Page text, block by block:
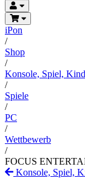
iPon
/
Shop
/
Konsole, Spiel,
/
Spiele
/
PC
/
Wettbewerb
/
FOCUS
Konsole, Spiel,